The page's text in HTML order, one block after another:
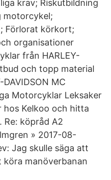
krav; Riskutbildning
motorcykel;
Förlorat körkort;
organisationer
från HARLEY-
och topp material
MC
Motorcyklar Leksaker
hos Kelkoo och hitta
Re: köpråd A2
» 2017-08-
Jag skulle säga att
manöverbanan